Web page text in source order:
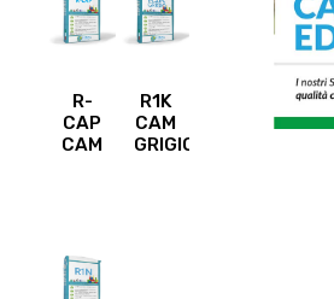
R-
CAP
CAM
R1K
CAM
GRIGIO